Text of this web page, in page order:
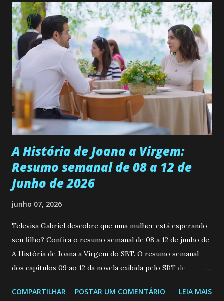
permanecer virgem até encontrar o homem que realmente
ama, o que não é fácil, já que dedica todas as suas energias a
se aprimorar, trabalhando, estudando e se orgulhando de
ser a primeira mulher da família a ingressar na
universidade. Ela tem uma personalidade muito alegre, é
muito madura para a idade, determinada, criativa e
empática. Detesta injustiças e é uma ótima amiga. Pode ser
teimosa e muito persistente quando decide fazer algo.
Durante um exame ginecológico, ela é inseminada por eng...
A História de Joana a Virgem:
Resumo semanal de 08 a 12 de
Junho de 2026
junho 07, 2026
Televisa Gabriel descobre que uma mulher está esperando
seu filho? Confira o resumo semanal de 08 a 12 de junho de
A História de Joana a Virgem do SBT. O resumo semanal
dos capitulos 09 ao 12 da novela exibida pelo SBT de
a Programação Semanal do SBT de 08/06/26 a 14/06/26
COMPARTILHAR POSTAR UM COMENTÁRIO LEIA MAIS